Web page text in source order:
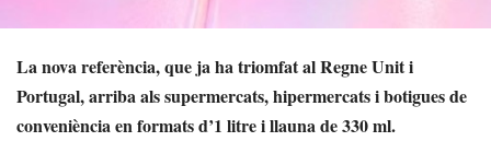
La nova referència, que ja ha triomfat al Regne Unit i
Portugal, arriba als supermercats, hipermercats i botigues de
conveniència en formats d’1 litre i llauna de 330 ml.